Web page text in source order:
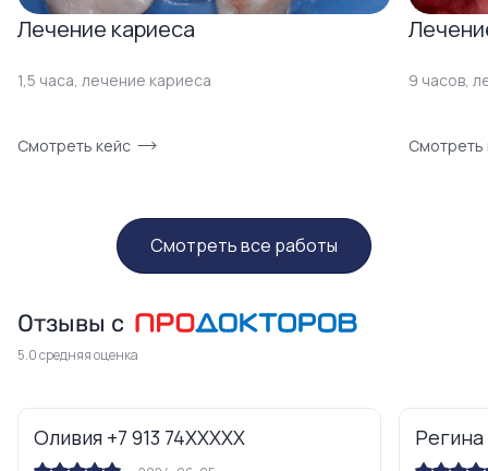
Лечение кариеса
1,5 часа, лечение кариеса
Смотреть кейс
9 часов,
Смотреть
Смотреть все работы
Отзывы с
5.0 средняя оценка
Оливия +7 913 74XXXXX Регина